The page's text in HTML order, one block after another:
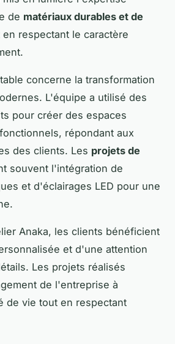
de matériaux durables et de
en respectant le caractère
concerne la transformation
L'équipe a utilisé des
pour créer des espaces
répondant aux
des clients. Les projets de
souvent l'intégration de
et d'éclairages LED pour une
Anaka, les clients bénéficient
et d'une attention
Les projets réalisés
de l'entreprise à
de vie tout en respectant